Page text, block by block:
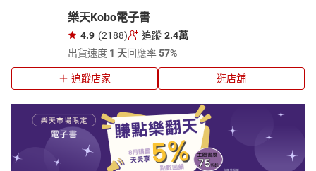
樂天Kobo電子書
4.9 (2188) 追蹤 2.4萬
出貨速度 1 天回應率57%
追蹤店家 逛店舖